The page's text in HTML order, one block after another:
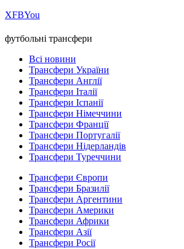
ХFBYou
футбольні трансфери
Всі новини
Трансфери України
Трансфери Англії
Трансфери Італії
Трансфери Іспанії
Трансфери Німеччини
Трансфери Франції
Трансфери Португалії
Трансфери Нідерландів
Трансфери Туреччини
Трансфери Європи
Трансфери Бразилії
Трансфери Аргентини
Трансфери Америки
Трансфери Африки
Трансфери Азії
Трансфери Росії